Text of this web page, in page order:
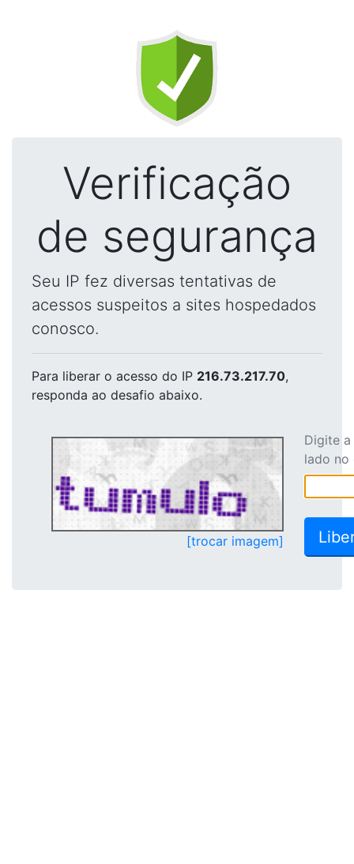
Verificação
de segurança
Seu IP fez diversas tentativas de
acessos suspeitos a sites hospedados
conosco.
Para liberar o acesso do IP 216.73.217.70,
responda ao desafio abaixo.
[trocar imagem]
Digite
lado no